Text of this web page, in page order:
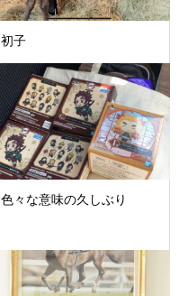
初子
色々な意味の久しぶり